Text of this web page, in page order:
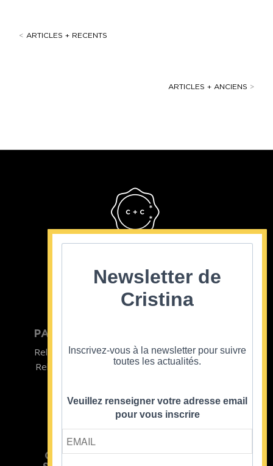
< ARTICLES + RECENTS
ARTICLES + ANCIENS >
PARTICULIER
Relooking homme
Relooking femme
Team Building
Formations
CRISTINA
Newsletter de
Cristina
Inscrivez-vous à la newsletter pour suivre
toutes les actualités.
Veuillez renseigner votre adresse email
pour vous inscrire